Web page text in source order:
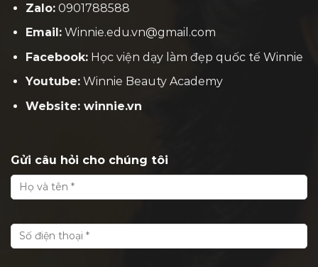
Zalo:0901788588
Email:Winnie.edu.vn@gmail.com
Facebook:Học viện dạy làm đẹp quốc tế Winnie
Youtube:Winnie Beauty Academy
Website: winnie.vn
Gửi câu hỏi cho chúng tôi